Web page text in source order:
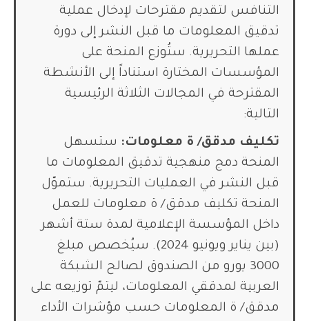
التنافس لتقديم مقترحات لإدخال عملية
تدقيق المعلومات ما قبل النشر إلى دورة
عملها التحريرية. ستُوزع المنحة على
المؤسسات المختارة استناداً إلى الأنشطة
المقترحة في المجالات الثلاثة الرئيسية
التالية:
تكليف مدقق/ ة معلومات: ستسهل
المنحة دمج منهجية تدقيق المعلومات ما
قبل النشر في العمليات التحريرية. ستموّل
المنحة تكليف مدقق/ ة معلومات للعمل
داخل المؤسسة الإعلامية لمدة ستة أشهر
(بين يناير ويونيو 2024). سيُخصص مبلغ
3000 يورو من الصندوق لصالح الشبكة
العربية لمدققي المعلومات، ليتمّ توزيعه على
مدقق/ ة المعلومات حسب مؤشرات الأداء